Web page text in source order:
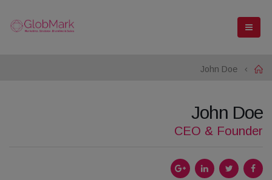
Home
John Doe
John Doe
CEO & Founder